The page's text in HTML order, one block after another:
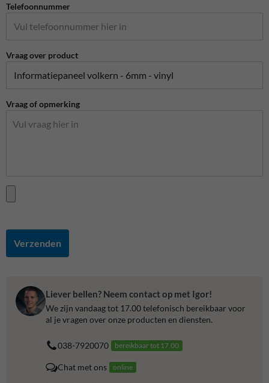
Telefoonnummer
Vraag over product
Vraag of opmerking
Verzenden
Liever bellen? Neem contact op met Igor!
We zijn vandaag tot 17.00 telefonisch bereikbaar voor
al je vragen over onze producten en diensten.
038-7920070 bereikbaar tot 17.00
Chat met ons online